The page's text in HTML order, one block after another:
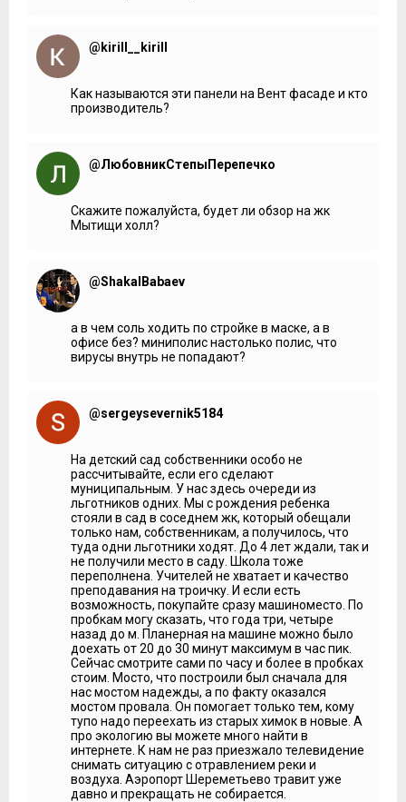
@kirill__kirill
Как называются эти панели на Вент фасаде и кто
производитель?
@ЛюбовникСтепыПерепечко
Скажите пожалуйста, будет ли обзор на жк
Мытищи холл?
@ShakalBabaev
а в чем соль ходить по стройке в маске, а в
офисе без? миниполис настолько полис, что
вирусы внутрь не попадают?
@sergeysevernik5184
На детский сад собственники особо не
рассчитывайте, если его сделают
муниципальным. У нас здесь очереди из
льготников одних. Мы с рождения ребенка
стояли в сад в соседнем жк, который обещали
только нам, собственникам, а получилось, что
туда одни льготники ходят. До 4 лет ждали, так и
не получили место в саду. Школа тоже
переполнена. Учителей не хватает и качество
преподавания на троичку. И если есть
возможность, покупайте сразу машиноместо. По
пробкам могу сказать, что года три, четыре
назад до м. Планерная на машине можно было
доехать от 20 до 30 минут максимум в час пик.
Сейчас смотрите сами по часу и более в пробках
стоим. Мосто, что построили был сначала для
нас мостом надежды, а по факту оказался
мостом провала. Он помогает только тем, кому
тупо надо переехать из старых химок в новые. А
про экологию вы можете много найти в
интернете. К нам не раз приезжало телевидение
снимать ситуацию с отравлением реки и
воздуха. Аэропорт Шереметьево травит уже
давно и прекращать не собирается.